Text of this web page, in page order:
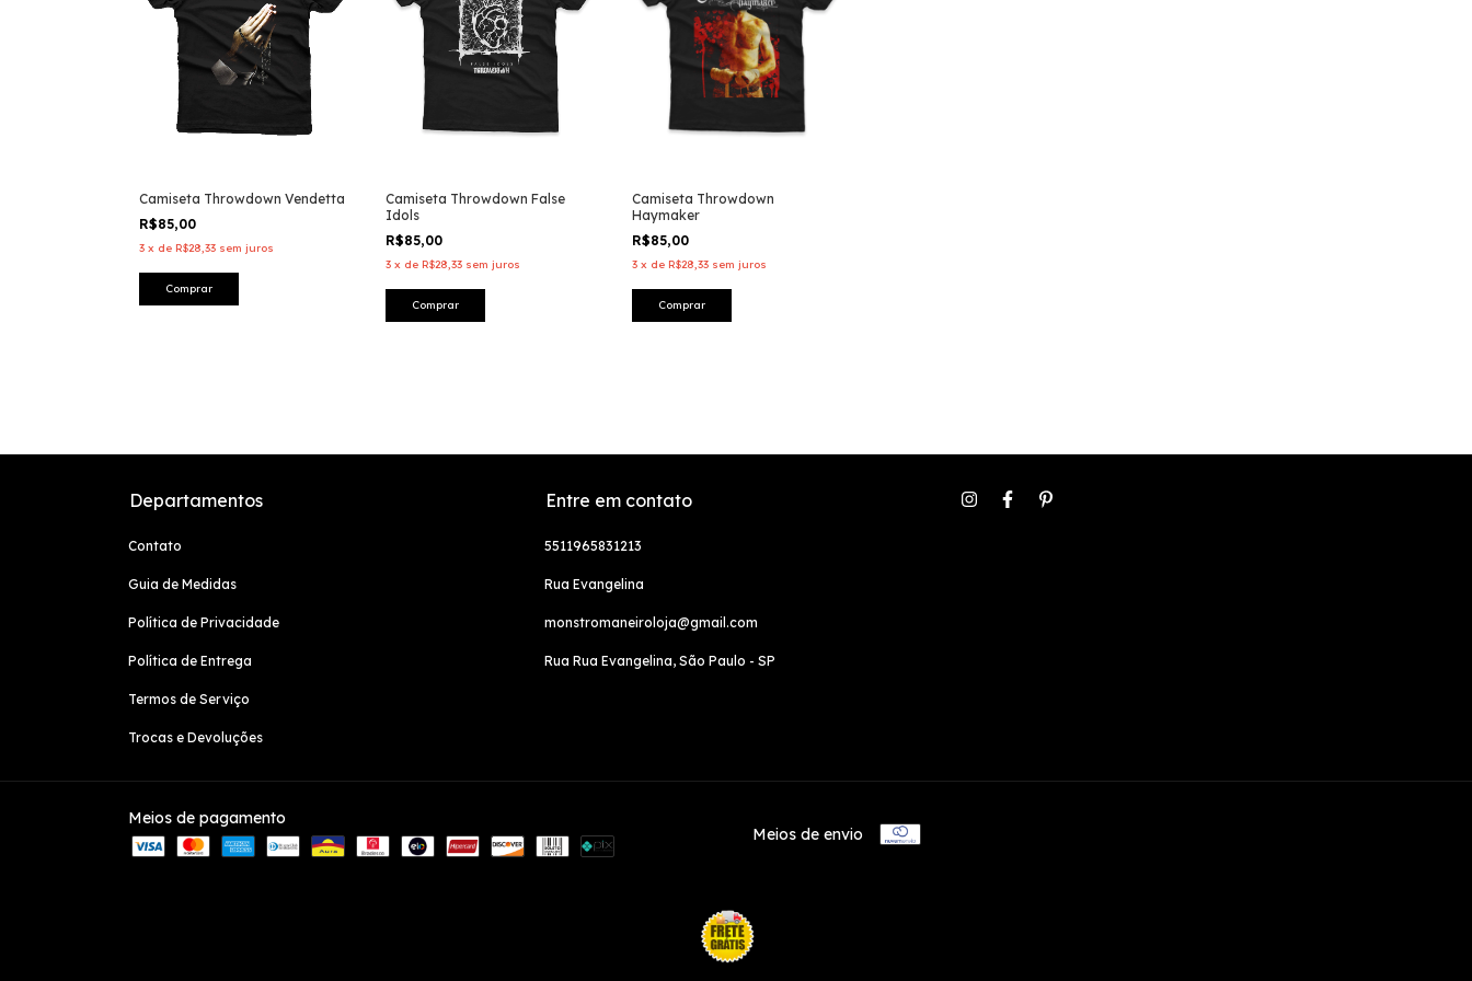
Camiseta Throwdown Vendetta
R$85,00
3 x de R$28,33 sem juros
Comprar
Camiseta Throwdown False
Idols
R$85,00
3 x de R$28,33 sem juros
Comprar
Camiseta Throwdown
Haymaker
R$85,00
3 x de R$28,33 sem juros
Comprar
Departamentos
Contato
Guia de Medidas
Política de Privacidade
Política de Entrega
Termos de Serviço
Trocas e Devoluções
Entre em contato
5511965831213
Rua Evangelina
monstromaneiroloja@gmail.com
Rua Rua Evangelina, São Paulo - SP
Meios de pagamento
Meios de envio